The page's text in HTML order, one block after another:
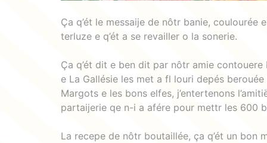
Ça q’ét le messaije de nôtr banie, coulourée
terluze e q’ét a se revailler o la sonerie.
Ça q’ét dit e ben dit par nôtr amie contouere
e La Gallésie les met a fl louri depés
Margots e les bons elfes, j’entertenons
partaijerie qe n-i a afére pour mettr les 600
La recepe de nôtr boutaillée, ça q’ét un bon